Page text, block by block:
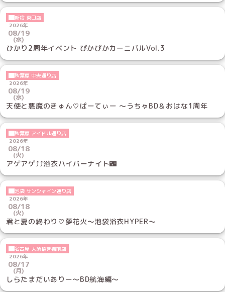
新宿 東口店
2026年
08/19
(水)
ひかり2周年イベント ぴかぴかカーニバルVol.3
秋葉原 中央通り店
2026年
08/19
(水)
天使と悪魔のきゅん♡ぱーてぃー ～うちゃBD＆おはな1周年
秋葉原 アイドル通り店
2026年
08/18
(火)
アゲアゲ⤴️⤴️浴衣ハイパーナイト🌃
池袋 サンシャイン通り店
2026年
08/18
(火)
君と夏の終わり♡夢花火～池袋浴衣HYPER～
名古屋 大須招き猫前店
2026年
08/17
(月)
しらたまだいありー～BD航海編～